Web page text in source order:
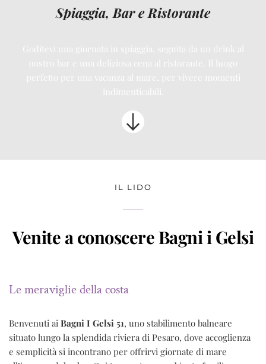
Spiaggia, Bar e Ristorante
Goditevi una giornata in spiaggia, seguita da un drink al
nostro bar e una deliziosa cena al ristorante. Il luogo
perfetto per una vacanza al mare, per vivere momenti
indimenticabili.
IL LIDO
Venite a conoscere Bagni i Gelsi
Le meraviglie della costa
Benvenuti ai Bagni I Gelsi 51, uno stabilimento balneare
situato lungo la splendida riviera di Pesaro, dove accoglienza
e semplicità si incontrano per offrirvi giornate di mare